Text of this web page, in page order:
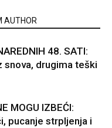
AUTHOR
48. SATI:
snova, drugima teški
MOGU IZBEĆI:
pucanje strpljenja i